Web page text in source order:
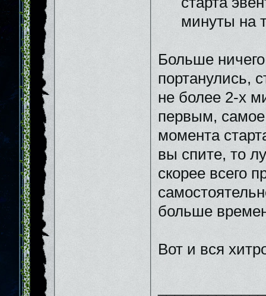
минуты на
Больше
портанулись,
не более 2-х
первым, самое
момента
вы спите, то
скорее всего
больше
Вот и вся